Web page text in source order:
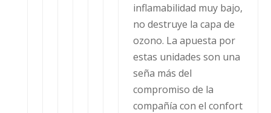
inflamabilidad muy bajo,
no destruye la capa de
ozono. La apuesta por
estas unidades son una
seña más del
compromiso de la
compañía con el confort